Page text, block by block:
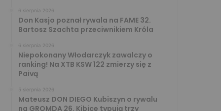
6 sierpnia 2026
Don Kasjo poznał rywala na FAME 32.
Bartosz Szachta przeciwnikiem Króla
6 sierpnia 2026
Niepokonany Włodarczyk zawalczy o
ranking! Na XTB KSW 122 zmierzy się z
Paivą
5 sierpnia 2026
Mateusz DON DIEGO Kubiszyn o rywalu
na GROMDA 26. Kibice typują trzy